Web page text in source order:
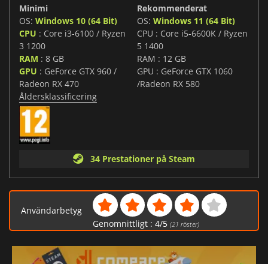
Minimi
OS: Windows 10 (64 Bit)
CPU : Core i3-6100 / Ryzen
3 1200
RAM : 8 GB
GPU : GeForce GTX 960 /
Radeon RX 470
Rekommenderat
OS: Windows 11 (64 Bit)
CPU : Core i5-6600K / Ryzen
5 1400
RAM : 12 GB
GPU : GeForce GTX 1060
/Radeon RX 580
Åldersklassificering
34 Prestationer på Steam
Användarbetyg
Genomnittligt : 4/5 (21 röster)